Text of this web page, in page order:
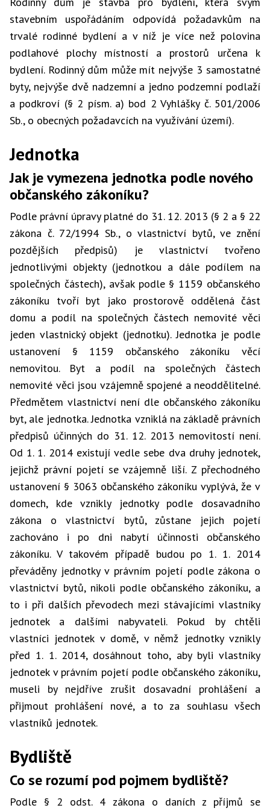
stavebním uspořádáním odpovídá požadavkům na
trvalé rodinné bydlení a v níž je více než polovina
podlahové plochy místností a prostorů určena k
bydlení. Rodinný dům může mít nejvýše 3 samostatné
byty, nejvýše dvě nadzemní a jedno podzemní podlaží
a podkroví (§ 2 písm. a) bod 2 Vyhlášky č. 501/2006
Sb., o obecných požadavcích na využívání území).
Jednotka
Jak je vymezena jednotka podle nového
občanského zákoníku?
Podle právní úpravy platné do 31. 12. 2013 (§ 2 a § 22
zákona č. 72/1994 Sb., o vlastnictví bytů, ve znění
pozdějších předpisů) je vlastnictví tvořeno
jednotlivými objekty (jednotkou a dále podílem na
společných částech), avšak podle § 1159 občanského
zákoníku tvoří byt jako prostorově oddělená část
domu a podíl na společných částech nemovité věci
jeden vlastnický objekt (jednotku). Jednotka je podle
ustanovení § 1159 občanského zákoníku věcí
nemovitou. Byt a podíl na společných částech
nemovité věci jsou vzájemně spojené a neoddělitelné.
Předmětem vlastnictví není dle občanského zákoníku
byt, ale jednotka. Jednotka vzniklá na základě právních
předpisů účinných do 31. 12. 2013 nemovitostí není.
Od 1. 1. 2014 existují vedle sebe dva druhy jednotek,
jejichž právní pojetí se vzájemně liší. Z přechodného
ustanovení § 3063 občanského zákoníku vyplývá, že v
domech, kde vznikly jednotky podle dosavadního
zákona o vlastnictví bytů, zůstane jejich pojetí
zachováno i po dni nabytí účinnosti občanského
zákoníku. V takovém případě budou po 1. 1. 2014
převáděny jednotky v právním pojetí podle zákona o
vlastnictví bytů, nikoli podle občanského zákoníku, a
to i při dalších převodech mezi stávajícími vlastníky
jednotek a dalšími nabyvateli. Pokud by chtěli
vlastníci jednotek v domě, v němž jednotky vznikly
před 1. 1. 2014, dosáhnout toho, aby byli vlastníky
jednotek v právním pojetí podle občanského zákoníku,
museli by nejdříve zrušit dosavadní prohlášení a
přijmout prohlášení nové, a to za souhlasu všech
vlastníků jednotek.
Bydliště
Co se rozumí pod pojmem bydliště?
Podle § 2 odst. 4 zákona o daních z příjmů se